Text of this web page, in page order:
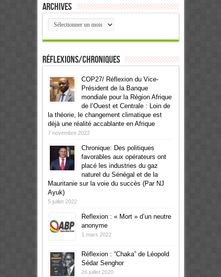
Archives
Archives
Réflexions/Chroniques
COP27/ Réflexion du Vice-
Président de la Banque
mondiale pour la Région Afrique
de l’Ouest et Centrale : Loin de
la théorie, le changement climatique est
déjà une réalité accablante en Afrique
7 novembre 2022
Chronique: Des politiques
favorables aux opérateurs ont
placé les industries du gaz
naturel du Sénégal et de la
Mauritanie sur la voie du succès (Par NJ
Ayuk)
5 juillet 2022
Reflexion : « Mort » d’un neutre
anonyme
1 mars 2022
Réflexion : “Chaka” de Léopold
Sédar Senghor
26 juillet 2020